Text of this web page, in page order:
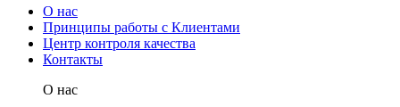
О нас
Принципы работы с Клиентами
Центр контроля качества
Контакты
О нас